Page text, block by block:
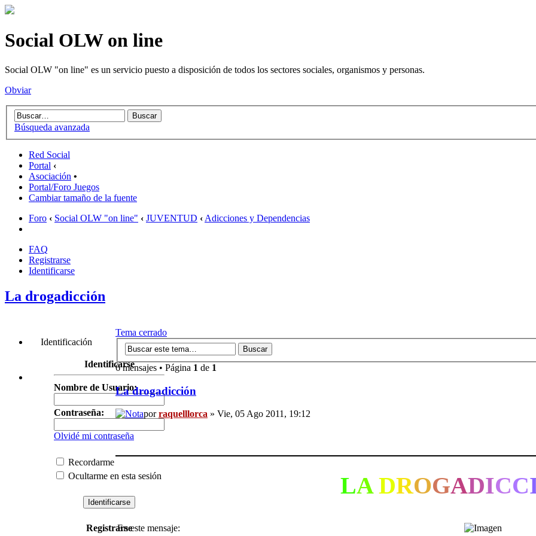
Social OLW on line
Social OLW "on line" es un servicio puesto a disposición de todos los sectores sociales, organismos y personas.
Obviar
Búsqueda avanzada
Red Social
Portal ‹
Asociación •
Portal/Foro Juegos
Cambiar tamaño de la fuente
Foro ‹ Social OLW "on line" ‹ JUVENTUD ‹Adicciones y Dependencias
FAQ
Registrarse
Identificarse
La drogadicción
Identificación
Identificarse
Nombre de Usuario:
Contraseña:
Olvidé mi contraseña
Recordarme
Ocultarme en esta sesión
Registrarse
Tema cerrado
6 mensajes • Página 1 de 1
La drogadicción
porraquelllorca » Vie, 05 Ago 2011, 19:12
LA DROGADICC
En este mensaje: